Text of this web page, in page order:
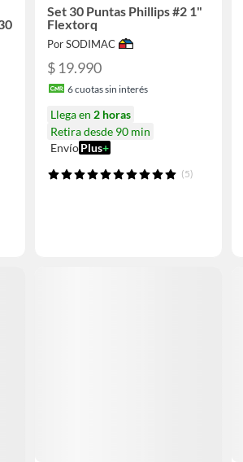
Set 30 Puntas Phillips #2 1"
Flextorq
Por SODIMAC
$ 19.990
6cuotas sin interés
Llega en 2 horas
Retira desde 90 min
EnvíoPlus+
(5)